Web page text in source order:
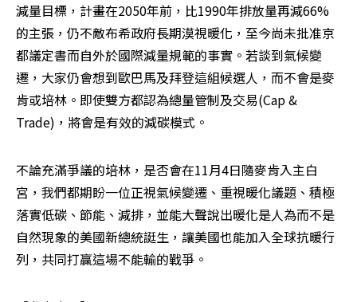
減量目標，計畫在2050年前，比1990年排放量再減66%
的主張，仍不敵布希政府長期漠視暖化，至今尚未批准京
都議定書而自外於國際減量規範的事實。若談到氣候變
遷，大家仍會想到歐巴馬及拜登這組候選人，而不會是麥
肯或培林。即使雙方都認為總量管制及交易(Cap &
Trade)，將會是有效的減碳模式。
不論充滿爭議的培林，是否會在11月4日隨麥肯入主白
宮，我們都期盼一位正視氣候變遷、重視暖化議題、積極
落實低碳、節能、減排，並能大聲說出暖化是人為而不是
自然現象的美國新總統誔生，讓美國也能加入全球抗暖行
列，共同打贏這場不能輸的戰爭。